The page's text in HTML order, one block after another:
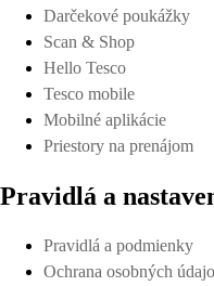
Darčekové poukážky
Scan & Shop
Hello Tesco
Tesco mobile
Mobilné aplikácie
Priestory na prenájom
Pravidlá a
Pravidlá a podmienky
Ochrana osobných